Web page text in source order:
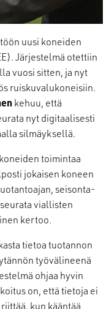
uusi koneiden
Järjestelmä otettiin
vuosi sitten, ja nyt
ruiskuvalukoneisiin.
kehuu, että
nyt digitaalisesti
silmäyksellä.
toimintaa
jokaisen koneen
seisonta-
viallisten
kertoo.
tietoa tuotannon
työvälineenä
ohjaa hyvin
on, että tietoja ei
kun kääntää